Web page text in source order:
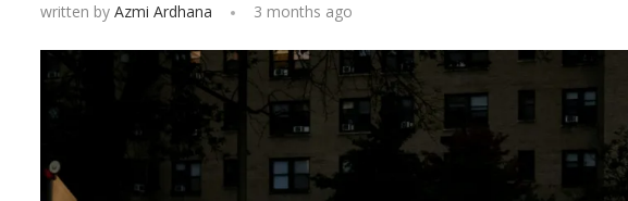
written by Azmi Ardhana 3 months ago